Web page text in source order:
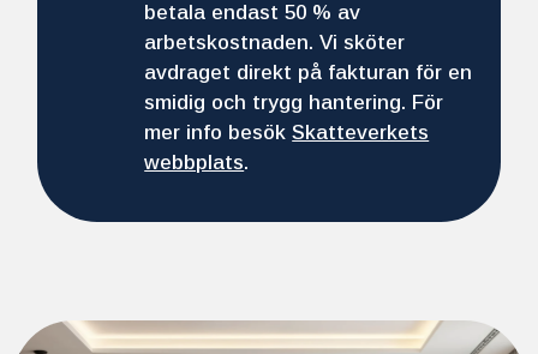
betala endast 50 % av
arbetskostnaden. Vi sköter
avdraget direkt på fakturan för en
smidig och trygg hantering. För
mer info besökSkatteverkets
webbplats.